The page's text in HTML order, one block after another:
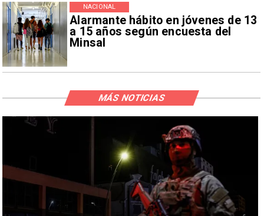
Alarmante hábito en jóvenes de 13
a 15 años según encuesta del
Minsal
NACIONAL
MÁS NOTICIAS